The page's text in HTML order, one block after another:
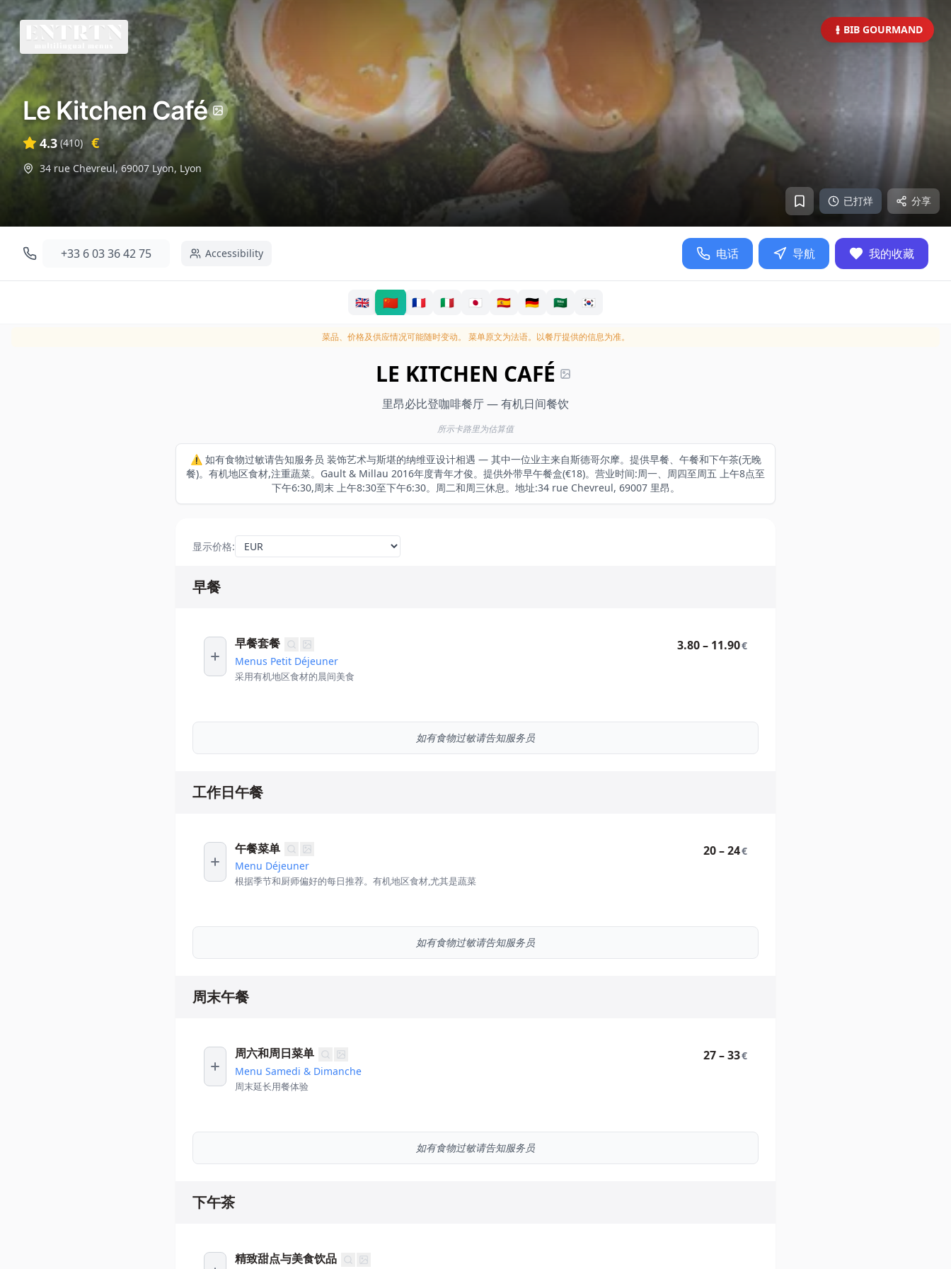
BIB GOURMAND
已打烊 分享
Le Kitchen Café
4.3 (410) €
34 rue Chevreul, 69007 Lyon, Lyon
+33 6 03 36 42 75 Accessibility 电话 导航 我的收藏
🇬🇧 🇨🇳 🇫🇷 🇮🇹 🇯🇵 🇪🇸 🇩🇪 🇸🇦 🇰🇷
菜品、价格及供应情况可能随时变动。 菜单原文为法语。以餐厅提供的信息为准。
LE KITCHEN CAFÉ
里昂必比登咖啡餐厅 — 有机日间餐饮
所示卡路里为估算值
⚠️ 如有食物过敏请告知服务员 装饰艺术与斯堪的纳维亚设计相遇 — 其中一位业主来自斯德哥尔摩。提供早餐、午餐和下午茶(无晚
餐)。有机地区食材,注重蔬菜。Gault & Millau 2016年度青年才俊。提供外带早午餐盒(€18)。营业时间:周一、周四至周五 上午8点至
下午6:30,周末 上午8:30至下午6:30。周二和周三休息。地址:34 rue Chevreul, 69007 里昂。
显示价格:
早餐
早餐套餐
Menus Petit Déjeuner
采用有机地区食材的晨间美食
3.80 – 11.90€
如有食物过敏请告知服务员
工作日午餐
午餐菜单
Menu Déjeuner
根据季节和厨师偏好的每日推荐。有机地区食材,尤其是蔬菜
20 – 24€
如有食物过敏请告知服务员
周末午餐
周六和周日菜单
Menu Samedi & Dimanche
周末延长用餐体验
27 – 33€
如有食物过敏请告知服务员
下午茶
精致甜点与美食饮品